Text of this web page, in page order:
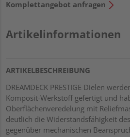
Komplettangebot anfragen
Artikelinformationen
ARTIKELBESCHREIBUNG
DREAMDECK PRESTIGE Dielen
Komposit-Werkstoff gefertigt und
Oberflächenveredelung mit
deutlich die Widerstandsfähigkeit
gegenüber mechanischen